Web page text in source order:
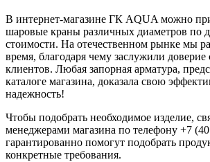
В интернет-магазине ГК AQUA можно
шаровые краны различных диаметров по
стоимости. На отечественном рынке мы
время, благодаря чему заслужили
клиентов. Любая запорная арматура,
каталоге магазина, доказала свою
надежность!
Чтобы подобрать необходимое изделие,
менеджерами магазина по телефону +7
гарантированно помогут подобрать
конкретные требования.